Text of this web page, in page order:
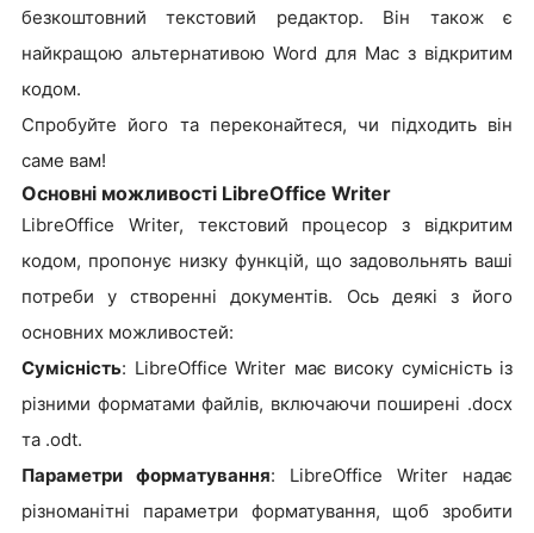
безкоштовний текстовий редактор. Він також є
найкращою альтернативою Word для Mac з відкритим
кодом.
Спробуйте його та переконайтеся, чи підходить він
саме вам!
Основні можливості LibreOffice Writer
LibreOffice Writer, текстовий процесор з відкритим
кодом, пропонує низку функцій, що задовольнять ваші
потреби у створенні документів. Ось деякі з його
основних можливостей:
Сумісність: LibreOffice Writer має високу сумісність із
різними форматами файлів, включаючи поширені .docx
та .odt.
Параметри форматування: LibreOffice Writer надає
різноманітні параметри форматування, щоб зробити